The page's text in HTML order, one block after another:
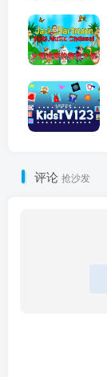
评论 抢沙发